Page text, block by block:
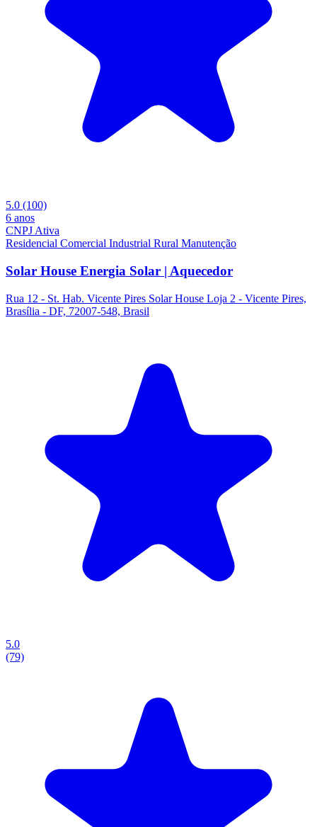
5.0 (100)
6 anos
CNPJ Ativa
Residencial Comercial Industrial Rural Manutenção
Solar House Energia Solar | Aquecedor
Rua 12 - St. Hab. Vicente Pires Solar House Loja 2 - Vicente Pires,
Brasília - DF, 72007-548, Brasil
5.0
(79)